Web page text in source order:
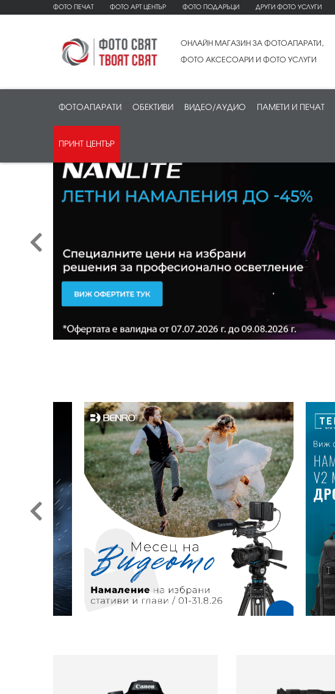
ФОТО ПЕЧАТ ФОТО АРТ ЦЕНТЪР ФОТО ПОДАРЪЦИ ДРУГИ ФОТО УСЛУГИ
ОНЛАЙН МАГАЗИН ЗА ФОТОАПАРАТИ,
ФОТО АКСЕСОАРИ И ФОТО УСЛУГИ
ФОТОАПАРАТИ ОБЕКТИВИ ВИДЕО/АУДИО ПАМЕТИ И ПЕЧАТ
ПРИНТ ЦЕНТЪР